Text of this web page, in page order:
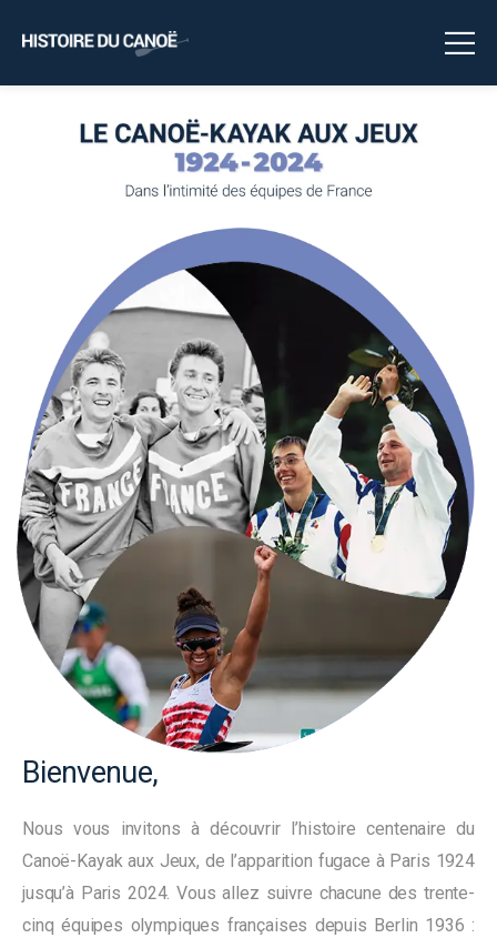
Bienvenue,
Nous vous invitons à découvrir l’histoire centenaire du
Canoë-Kayak aux Jeux, de l’apparition fugace à Paris 1924
jusqu’à Paris 2024. Vous allez suivre chacune des trente-
cinq équipes olympiques françaises depuis Berlin 1936 :